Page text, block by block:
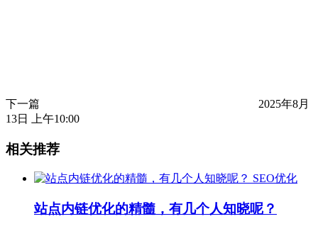
下一篇
2025年8月
13日 上午10:00
相关推荐
SEO优化
站点内链优化的精髓，有几个人知晓呢？